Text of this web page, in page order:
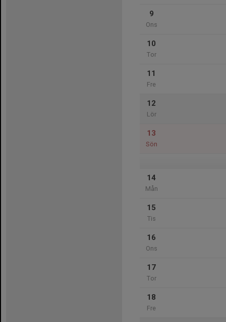
9
Ons
10
Tor
11
Fre
12
Lör
13
Sön
14
Mån
15
Tis
16
Ons
17
Tor
18
Fre